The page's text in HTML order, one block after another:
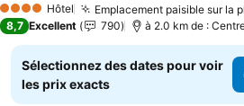
4 Étoiles Hôtel Emplacement paisible sur la
8,7 Excellent 790 à 2.0 km de :
Sélectionnez des dates pour voir
les prix exacts